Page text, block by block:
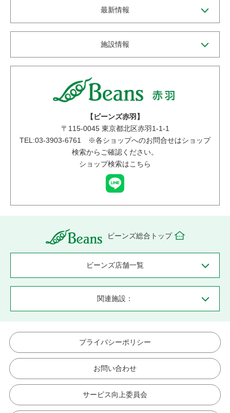
最新情報
施設情報
【ビーンズ赤羽】
〒 115-0045東京都北区赤羽1-1-1
TEL:03-3903-6761 ※各ショップへのお問合せはショップ
検索からご確認ください。
ショップ検索はこちら
ビーンズ総合トップ
ビーンズ店舗一覧
関連施設：
プライバシーポリシー
お問い合わせ
サービス向上委員会